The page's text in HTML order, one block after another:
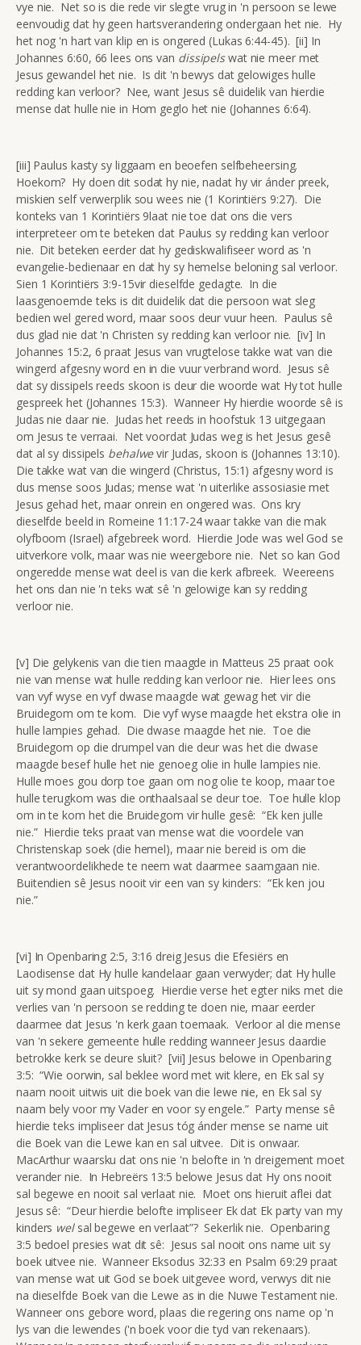
vye nie. Net so is die rede vir slegte vrug in 'n persoon se lewe
eenvoudig dat hy geen hartsverandering ondergaan het nie. Hy
het nog 'n hart van klip en is ongered (Lukas 6:44-45). [ii] In
Johannes 6:60, 66 lees ons van dissipelswat nie meer met
Jesus gewandel het nie. Is dit 'n bewys dat gelowiges hulle
redding kan verloor? Nee, want Jesus sê duidelik van hierdie
mense dat hulle nie in Hom geglo het nie (Johannes 6:64).
[iii] Paulus kasty sy liggaam en beoefen selfbeheersing.
Hoekom? Hy doen dit sodat hy nie, nadat hy vir ánder preek,
miskien self verwerplik sou wees nie (1 Korintiërs 9:27). Die
konteks van 1 Korintiërs 9laat nie toe dat ons die vers
interpreteer om te beteken dat Paulus sy redding kan verloor
nie. Dit beteken eerder dat hy gediskwalifiseer word as 'n
evangelie-bedienaar en dat hy sy hemelse beloning sal verloor.
Sien 1 Korintiërs 3:9-15vir dieselfde gedagte. In die
laasgenoemde teks is dit duidelik dat die persoon wat sleg
bedien wel gered word, maar soos deur vuur heen. Paulus sê
dus glad nie dat 'n Christen sy redding kan verloor nie. [iv] In
Johannes 15:2, 6 praat Jesus van vrugtelose takke wat van die
wingerd afgesny word en in die vuur verbrand word. Jesus sê
dat sy dissipels reeds skoon is deur die woorde wat Hy tot hulle
gespreek het (Johannes 15:3). Wanneer Hy hierdie woorde sê is
Judas nie daar nie. Judas het reeds in hoofstuk 13 uitgegaan
om Jesus te verraai. Net voordat Judas weg is het Jesus gesê
dat al sy dissipels behalwevir Judas, skoon is (Johannes 13:10).
Die takke wat van die wingerd (Christus, 15:1) afgesny word is
dus mense soos Judas; mense wat 'n uiterlike assosiasie met
Jesus gehad het, maar onrein en ongered was. Ons kry
dieselfde beeld in Romeine 11:17-24 waar takke van die mak
olyfboom (Israel) afgebreek word. Hierdie Jode was wel God se
uitverkore volk, maar was nie weergebore nie. Net so kan God
ongeredde mense wat deel is van die kerk afbreek. Weereens
het ons dan nie 'n teks wat sê 'n gelowige kan sy redding
verloor nie.
[v] Die gelykenis van die tien maagde in Matteus 25 praat ook
nie van mense wat hulle redding kan verloor nie. Hier lees ons
van vyf wyse en vyf dwase maagde wat gewag het vir die
Bruidegom om te kom. Die vyf wyse maagde het ekstra olie in
hulle lampies gehad. Die dwase maagde het nie. Toe die
Bruidegom op die drumpel van die deur was het die dwase
maagde besef hulle het nie genoeg olie in hulle lampies nie.
Hulle moes gou dorp toe gaan om nog olie te koop, maar toe
hulle terugkom was die onthaalsaal se deur toe. Toe hulle klop
om in te kom het die Bruidegom vir hulle gesê: “Ek ken julle
nie.” Hierdie teks praat van mense wat die voordele van
Christenskap soek (die hemel), maar nie bereid is om die
verantwoordelikhede te neem wat daarmee saamgaan nie.
Buitendien sê Jesus nooit vir een van sy kinders: “Ek ken jou
nie.”
[vi] In Openbaring 2:5, 3:16 dreig Jesus die Efesiërs en
Laodisense dat Hy hulle kandelaar gaan verwyder; dat Hy hulle
uit sy mond gaan uitspoeg. Hierdie verse het egter niks met die
verlies van 'n persoon se redding te doen nie, maar eerder
daarmee dat Jesus 'n kerk gaan toemaak. Verloor al die mense
van 'n sekere gemeente hulle redding wanneer Jesus daardie
betrokke kerk se deure sluit? [vii] Jesus belowe in Openbaring
3:5: “Wie oorwin, sal beklee word met wit klere, en Ek sal sy
naam nooit uitwis uit die boek van die lewe nie, en Ek sal sy
naam bely voor my Vader en voor sy engele.” Party mense sê
hierdie teks impliseer dat Jesus tóg ánder mense se name uit
die Boek van die Lewe kan en sal uitvee. Dit is onwaar.
MacArthur waarsku dat ons nie 'n belofte in 'n dreigement moet
verander nie. In Hebreërs 13:5 belowe Jesus dat Hy ons nooit
sal begewe en nooit sal verlaat nie. Moet ons hieruit aflei dat
Jesus sê: “Deur hierdie belofte impliseer Ek dat Ek party van my
kinders welsal begewe en verlaat”? Sekerlik nie. Openbaring
3:5 bedoel presies wat dit sê: Jesus sal nooit ons name uit sy
boek uitvee nie. Wanneer Eksodus 32:33 en Psalm 69:29 praat
van mense wat uit God se boek uitgevee word, verwys dit nie
na dieselfde Boek van die Lewe as in die Nuwe Testament nie.
Wanneer ons gebore word, plaas die regering ons name op 'n
lys van die lewendes ('n boek voor die tyd van rekenaars).